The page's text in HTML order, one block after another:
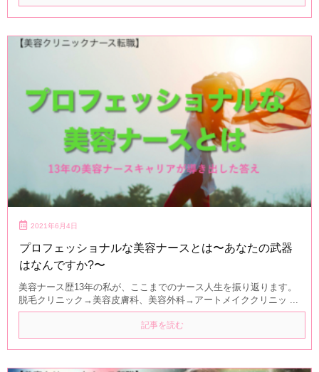
2021年6月4日
プロフェッショナルな美容ナースとは〜あなたの武器
はなんですか?〜
美容ナース歴13年の私が、ここまでのナース人生を振り返ります。
脱毛クリニック→美容皮膚科、美容外科→アートメイククリニッ ...
記事を読む